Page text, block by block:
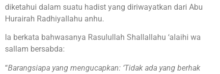
diketahui dalam suatu hadist yang diriwayatkan dari Abu
Hurairah Radhiyallahu anhu.
Ia berkata bahwasanya Rasulullah Shallallahu ‘alaihi wa
sallam bersabda:
“Barangsiapa yang mengucapkan: ‘Tidak ada yang berhak